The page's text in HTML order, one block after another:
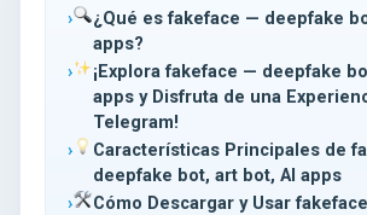
¿Qué es fakeface — deepfake
apps?
¡Explora fakeface — deepfake
apps y Disfruta de una
Telegram!
Características Principales de
deepfake bot, art bot, AI apps
Cómo Descargar y Usar